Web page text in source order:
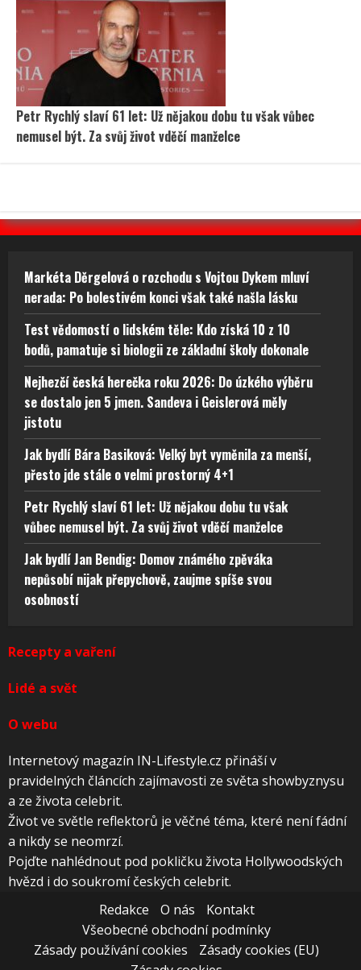
Petr Rychlý slaví 61 let: Už nějakou dobu tu však vůbec
nemusel být. Za svůj život vděčí manželce
Markéta Děrgelová o rozchodu s Vojtou Dykem mluví
nerada: Po bolestivém konci však také našla lásku
Test vědomostí o lidském těle: Kdo získá 10 z 10
bodů, pamatuje si biologii ze základní školy dokonale
Nejhezčí česká herečka roku 2026: Do úzkého výběru
se dostalo jen 5 jmen. Sandeva i Geislerová měly
jistotu
Jak bydlí Bára Basiková: Velký byt vyměnila za menší,
přesto jde stále o velmi prostorný 4+1
Petr Rychlý slaví 61 let: Už nějakou dobu tu však
vůbec nemusel být. Za svůj život vděčí manželce
Jak bydlí Jan Bendig: Domov známého zpěváka
nepůsobí nijak přepychově, zaujme spíše svou
osobností
Recepty a vaření
Lidé a svět
O webu
Internetový magazín IN-Lifestyle.cz přináší v
pravidelných článcích zajímavosti ze světa showbyznysu
a ze života celebrit.
Život ve světle reflektorů je věčné téma, které není fádní
a nikdy se neomrzí.
Pojďte nahlédnout pod pokličku života Hollywoodských
hvězd i do soukromí českých celebrit.
Redakce
O nás
Kontakt
Všeobecné obchodní podmínky
Zásady používání cookies
Zásady cookies (EU)